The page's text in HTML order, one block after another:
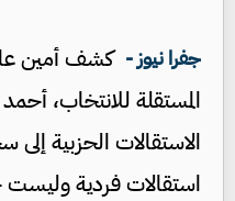
جفرا نيوز - كشف أمين
المستقلة للانتخاب،
الاستقالات الحزبية إلى
استقالات فردية